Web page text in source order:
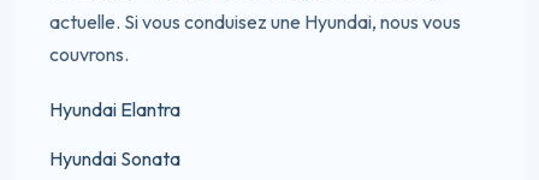
actuelle. Si vous conduisez une Hyundai, nous vous
couvrons.
Hyundai Elantra
Hyundai Sonata